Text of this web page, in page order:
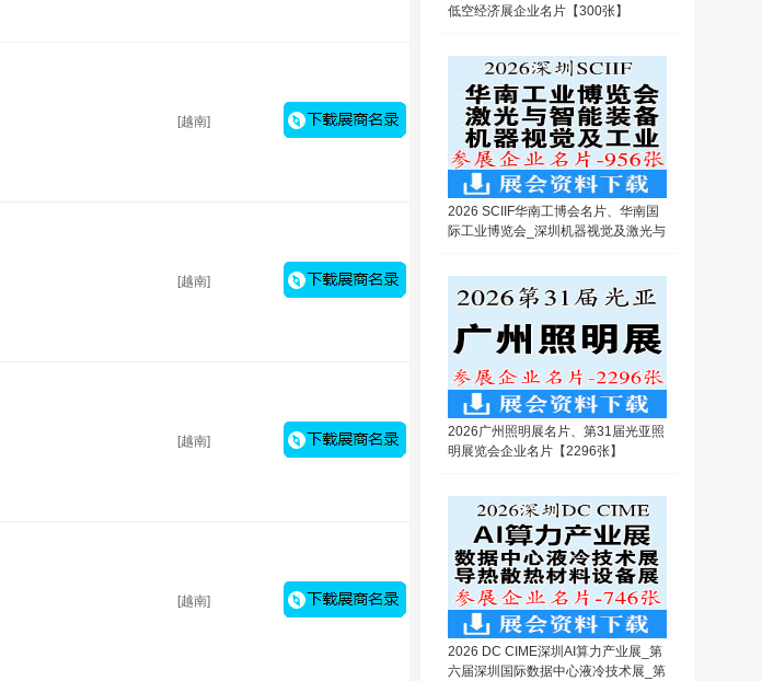
[越南]
[越南]
[越南]
[越南]
低空经济展企业名片【300张】
2026 SCIIF华南工博会名片、华南国
际工业博览会_深圳机器视觉及激光与
2026广州照明展名片、第31届光亚照
明展览会企业名片【2296张】
2026 DC CIME深圳AI算力产业展_第
六届深圳国际数据中心液冷技术展_第